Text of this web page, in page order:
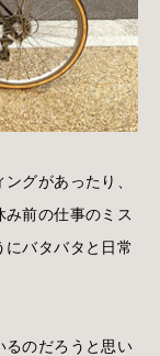
グがあったり、
前の仕事のミス
バタバタと日常
るのだろうと思い